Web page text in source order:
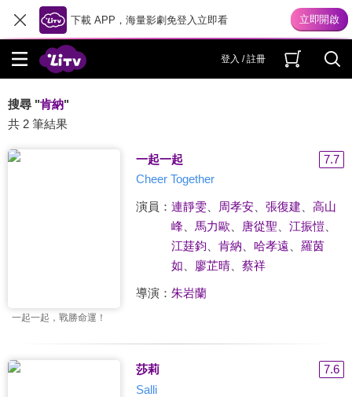
下載 APP，海量影劇免登入立即看
登入 / 註冊
搜尋 "肯納"
共 2 筆結果
一起一起，戰勝命運！
一起一起
7.7
Cheer Together
演員： 連靜雯、 周孝安、 張復建
高山
峰、 馬力歐 唐從聖 江振愷、
江莛鈞
肯納 哈孝遠
羅茵
如
廖芷晴、 蔡祥
導演： 朱岩蘭
莎莉
7.6
Salli